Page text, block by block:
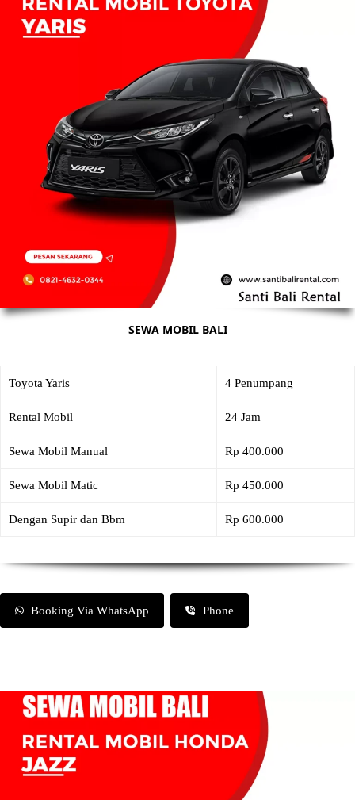
SEWA MOBIL BALI
Toyota Yaris 4 Penumpang
Rental Mobil 24 Jam
Sewa Mobil Manual Rp 400.000
Sewa Mobil Matic Rp 450.000
Dengan Supir dan Bbm Rp 600.000
Booking Via WhatsApp Phone